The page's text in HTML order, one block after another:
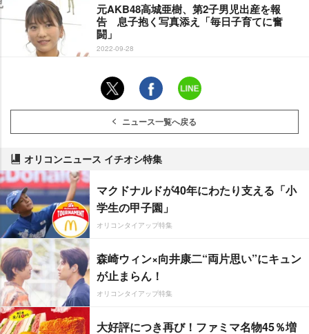
元AKB48高城亜樹、第2子男児出産を報
告 息子抱く写真添え「毎日子育てに奮
闘」
2022-09-28
ニュース一覧へ戻る
オリコンニュース イチオシ特集
マクドナルドが40年にわたり支える「小
学生の甲子園」
オリコンタイアップ特集
森崎ウィン×向井康二“両片思い”にキュン
が止まらん！
オリコンタイアップ特集
大好評につき再び！ファミマ名物45％増